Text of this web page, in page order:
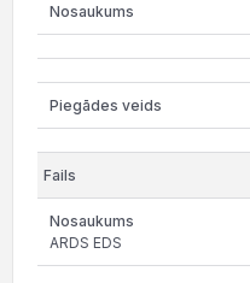
ARDS EDS